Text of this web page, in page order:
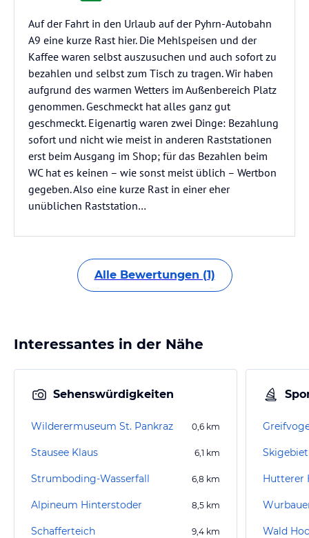
Auf der Fahrt in den Urlaub auf der Pyhrn-Autobahn
A9 eine kurze Rast hier. Die Mehlspeisen und der
Kaffee waren selbst auszusuchen und auch sofort zu
bezahlen und selbst zum Tisch zu tragen. Wir haben
aufgrund des warmen Wetters im Außenbereich Platz
genommen. Geschmeckt hat alles ganz gut
geschmeckt. Eigenartig waren zwei Dinge: Bezahlung
sofort und nicht wie meist in anderen Raststationen
erst beim Ausgang im Shop; für das Bezahlen beim
WC hat es keinen – wie sonst meist üblich – Wertbon
gegeben. Also eine kurze Rast in einer eher
unüblichen Raststation…
Alle Bewertungen (1)
Interessantes in der Nähe
Sehenswürdigkeiten
Wilderermuseum St. Pankraz 0,6 km
Stausee Klaus 6,1 km
Strumboding-Wasserfall 6,8 km
Alpineum Hinterstoder 8,5 km
Schafferteich 9,4 km
Hutterer